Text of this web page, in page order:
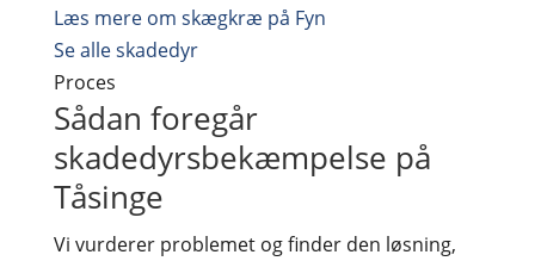
Læs mere om skægkræ på Fyn
Se alle skadedyr
Proces
Sådan foregår
skadedyrsbekæmpelse på
Tåsinge
Vi vurderer problemet og finder den løsning,